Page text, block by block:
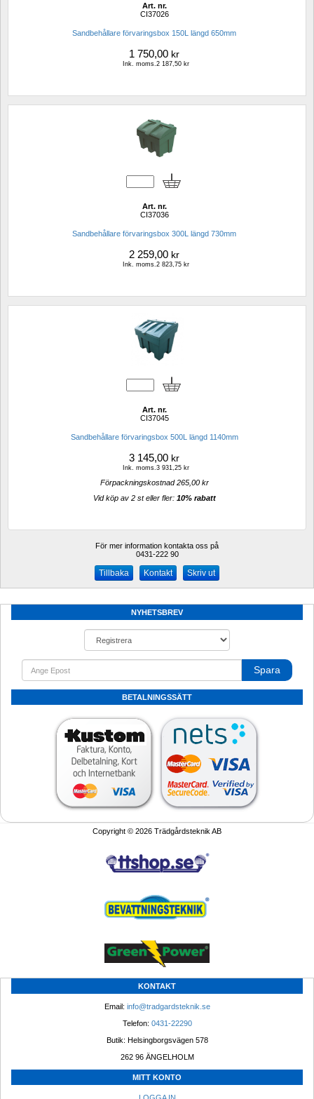
Art. nr.
CI37026
Sandbehållare förvaringsbox 150L längd 650mm
1 750,00 kr
Ink. moms.2 187,50 kr
Art. nr.
CI37036
Sandbehållare förvaringsbox 300L längd 730mm
2 259,00 kr
Ink. moms.2 823,75 kr
Art. nr.
CI37045
Sandbehållare förvaringsbox 500L längd 1140mm
3 145,00 kr
Ink. moms.3 931,25 kr
Förpackningskostnad 265,00 kr
Vid köp av 2 st eller fler: 10% rabatt
För mer information kontakta oss på
0431-222 90
Kontakt Skriv ut
NYHETSBREV
Spara
BETALNINGSSÄTT
Copyright © 2026 Trädgårdsteknik AB
KONTAKT
Email: info@tradgardsteknik.se
Telefon: 0431-22290
Butik: Helsingborgsvägen 578
262 96 ÄNGELHOLM
MITT KONTO